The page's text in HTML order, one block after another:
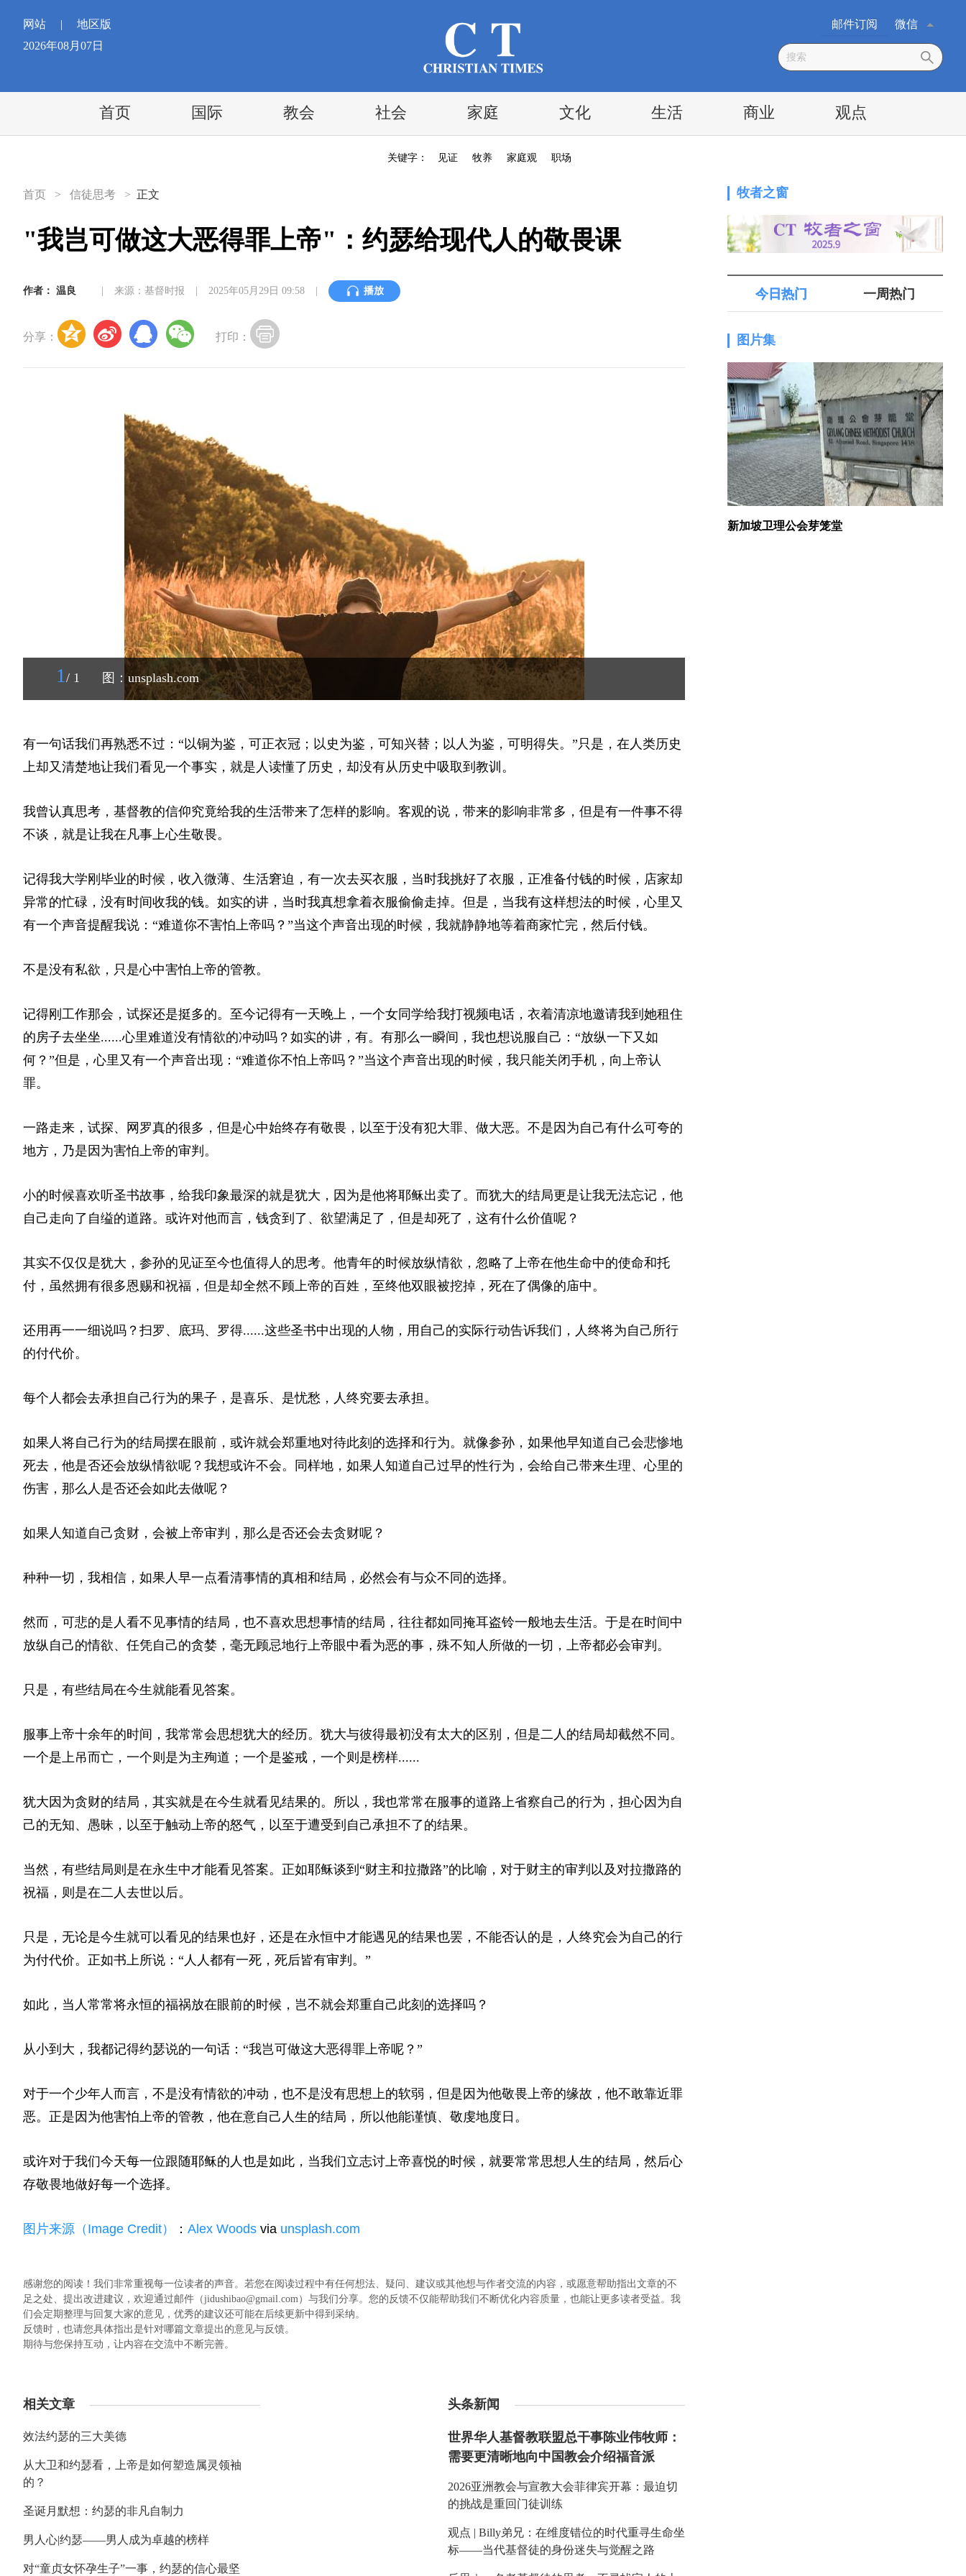
网站 |
地区版
2026年08月07日
微信
邮件订阅
首页 国际 教会 社会 家庭 文化 生活 商业 观点
关键字： 见证 牧养 家庭观 职场
首页 > 信徒思考 > 正文
"我岂可做这大恶得罪上帝"：约瑟给现代人的敬畏课
作者： 温良 来源：基督时报 2025年05月29日 09:58 播放
分享： 打印：
1 / 1 图：unsplash.com
有一句话我们再熟悉不过：“以铜为鉴，可正衣冠；以史为鉴，可知兴替；以人为鉴，可明得失。”只是，在人类历史
上却又清楚地让我们看见一个事实，就是人读懂了历史，却没有从历史中吸取到教训。
我曾认真思考，基督教的信仰究竟给我的生活带来了怎样的影响。客观的说，带来的影响非常多，但是有一件事不得
不谈，就是让我在凡事上心生敬畏。
记得我大学刚毕业的时候，收入微薄、生活窘迫，有一次去买衣服，当时我挑好了衣服，正准备付钱的时候，店家却
异常的忙碌，没有时间收我的钱。如实的讲，当时我真想拿着衣服偷偷走掉。但是，当我有这样想法的时候，心里又
有一个声音提醒我说：“难道你不害怕上帝吗？”当这个声音出现的时候，我就静静地等着商家忙完，然后付钱。
不是没有私欲，只是心中害怕上帝的管教。
记得刚工作那会，试探还是挺多的。至今记得有一天晚上，一个女同学给我打视频电话，衣着清凉地邀请我到她租住
的房子去坐坐......心里难道没有情欲的冲动吗？如实的讲，有。有那么一瞬间，我也想说服自己：“放纵一下又如
何？”但是，心里又有一个声音出现：“难道你不怕上帝吗？”当这个声音出现的时候，我只能关闭手机，向上帝认
罪。
一路走来，试探、网罗真的很多，但是心中始终存有敬畏，以至于没有犯大罪、做大恶。不是因为自己有什么可夸的
地方，乃是因为害怕上帝的审判。
小的时候喜欢听圣书故事，给我印象最深的就是犹大，因为是他将耶稣出卖了。而犹大的结局更是让我无法忘记，他
自己走向了自缢的道路。或许对他而言，钱贪到了、欲望满足了，但是却死了，这有什么价值呢？
其实不仅仅是犹大，参孙的见证至今也值得人的思考。他青年的时候放纵情欲，忽略了上帝在他生命中的使命和托
付，虽然拥有很多恩赐和祝福，但是却全然不顾上帝的百姓，至终他双眼被挖掉，死在了偶像的庙中。
还用再一一细说吗？扫罗、底玛、罗得......这些圣书中出现的人物，用自己的实际行动告诉我们，人终将为自己所行
的付代价。
每个人都会去承担自己行为的果子，是喜乐、是忧愁，人终究要去承担。
如果人将自己行为的结局摆在眼前，或许就会郑重地对待此刻的选择和行为。就像参孙，如果他早知道自己会悲惨地
死去，他是否还会放纵情欲呢？我想或许不会。同样地，如果人知道自己过早的性行为，会给自己带来生理、心里的
伤害，那么人是否还会如此去做呢？
如果人知道自己贪财，会被上帝审判，那么是否还会去贪财呢？
种种一切，我相信，如果人早一点看清事情的真相和结局，必然会有与众不同的选择。
然而，可悲的是人看不见事情的结局，也不喜欢思想事情的结局，往往都如同掩耳盗铃一般地去生活。于是在时间中
放纵自己的情欲、任凭自己的贪婪，毫无顾忌地行上帝眼中看为恶的事，殊不知人所做的一切，上帝都必会审判。
只是，有些结局在今生就能看见答案。
服事上帝十余年的时间，我常常会思想犹大的经历。犹大与彼得最初没有太大的区别，但是二人的结局却截然不同。
一个是上吊而亡，一个则是为主殉道；一个是鉴戒，一个则是榜样......
犹大因为贪财的结局，其实就是在今生就看见结果的。所以，我也常常在服事的道路上省察自己的行为，担心因为自
己的无知、愚昧，以至于触动上帝的怒气，以至于遭受到自己承担不了的结果。
当然，有些结局则是在永生中才能看见答案。正如耶稣谈到“财主和拉撒路”的比喻，对于财主的审判以及对拉撒路的
祝福，则是在二人去世以后。
只是，无论是今生就可以看见的结果也好，还是在永恒中才能遇见的结果也罢，不能否认的是，人终究会为自己的行
为付代价。正如书上所说：“人人都有一死，死后皆有审判 。 ”
如此，当人常常将永恒的福祸放在眼前的时候，岂不就会郑重自己此刻的选择吗？
从小到大，我都记得约瑟说的一句话：“我岂可做这大恶得罪上帝呢？”
对于一个少年人而言，不是没有情欲的冲动，也不是没有思想上的软弱，但是因为他敬畏上帝的缘故，他不敢靠近罪
恶。正是因为他害怕上帝的管教，他在意自己人生的结局，所以他能谨慎、敬虔地度日。
或许对于我们今天每一位跟随耶稣的人也是如此，当我们立志讨上帝喜悦的时候，就要常常思想人生的结局，然后心
存敬畏地做好每一个选择。
图片来源（Image Credit） ： Alex Woods via unsplash.com
感谢您的阅读！我们非常重视每一位读者的声音。若您在阅读过程中有任何想法、疑问、建议或其他想与作者交流的内容，或愿意帮助指出文章的不
足之处、提出改进建议，欢迎通过邮件（jidushibao@gmail.com）与我们分享。您的反馈不仅能帮助我们不断优化内容质量，也能让更多读者受益。我
们会定期整理与回复大家的意见，优秀的建议还可能在后续更新中得到采纳。
反馈时，也请您具体指出是针对哪篇文章提出的意见与反馈。
期待与您保持互动，让内容在交流中不断完善。
相关文章
效法约瑟的三大美德
从大卫和约瑟看，上帝是如何塑造属灵领袖
的？
圣诞月默想：约瑟的非凡自制力
男人心|约瑟——男人成为卓越的榜样
对“童贞女怀孕生子”一事，约瑟的信心最坚
头条新闻
世界华人基督教联盟总干事陈业伟牧师：
需要更清晰地向中国教会介绍福音派
2026亚洲教会与宣教大会菲律宾开幕：最迫切
的挑战是重回门徒训练
观点 | Billy弟兄：在维度错位的时代重寻生命坐
标——当代基督徒的身份迷失与觉醒之路
牧者之窗
今日热门 一周热门
图片集
新加坡卫理公会芽笼堂